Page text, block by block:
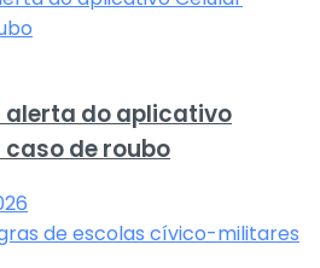
do aplicativo
de roubo